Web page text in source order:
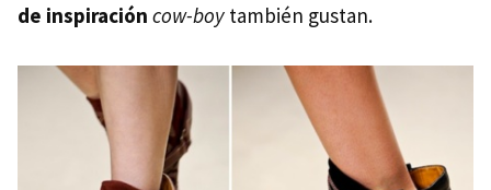
de inspiración cow-boy también gustan.